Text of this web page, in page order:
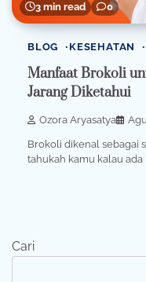
3 min read 0
BLOG KESEHATAN
Manfaat Brokoli
Jarang Diketahui
Ozora Aryasatya
Brokoli dikenal sebagai
tahukah kamu kalau ada
Cari